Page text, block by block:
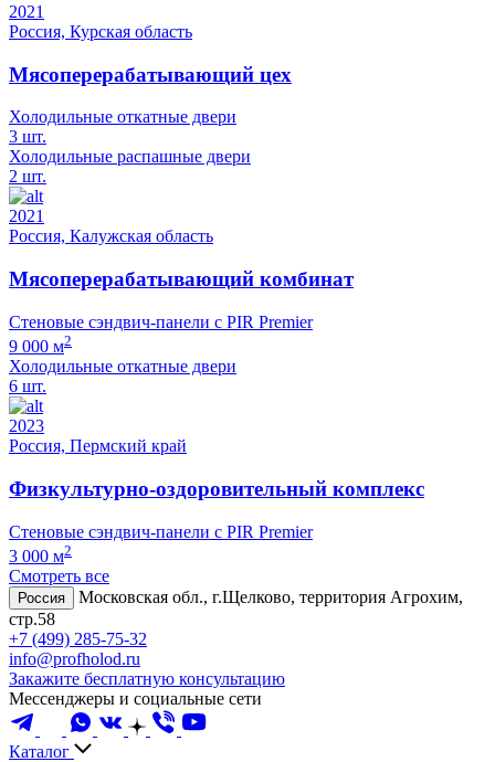
2021
Россия, Курская область
Мясоперерабатывающий цех
Холодильные откатные двери
3 шт.
Холодильные распашные двери
2 шт.
2021
Россия, Калужская область
Мясоперерабатывающий комбинат
Стеновые сэндвич-панели с PIR Premier
9 000 м2
Холодильные откатные двери
6 шт.
2023
Россия, Пермский край
Физкультурно-оздоровительный комплекс
Стеновые сэндвич-панели с PIR Premier
3 000 м2
Смотреть все
Россия
Московская обл., г.Щелково, территория Агрохим,
стр.58
+7 (499) 285-75-32
info@profholod.ru
Закажите бесплатную консультацию
Мессенджеры и социальные сети
Каталог